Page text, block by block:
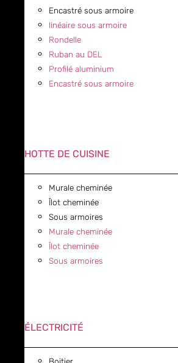
Encastré sous armoire
linéaire sous armoire
Rondelle
Ruban au DEL
Profilé aluminium
Encastré sous armoire
HOTTE DE CUISINE
Murale cheminée
Îlot cheminée
Sous armoires
Murale cheminée
Îlot cheminée
Sous armoires
ÉLECTRICITÉ
Boitier